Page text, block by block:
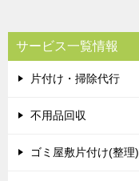
サービス一覧情報
片付け・掃除代行
不用品回収
ゴミ屋敷片付け(整理)